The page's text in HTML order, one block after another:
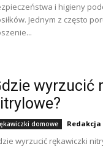
i higieny
Jednym z często
wyrzucić
domowe Redakcja
wyrzucić rękawiczki